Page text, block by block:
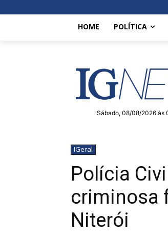
HOME POLÍTICA
Sábado, 08/08/2026 às
IGeral
Polícia
criminosa
Niterói